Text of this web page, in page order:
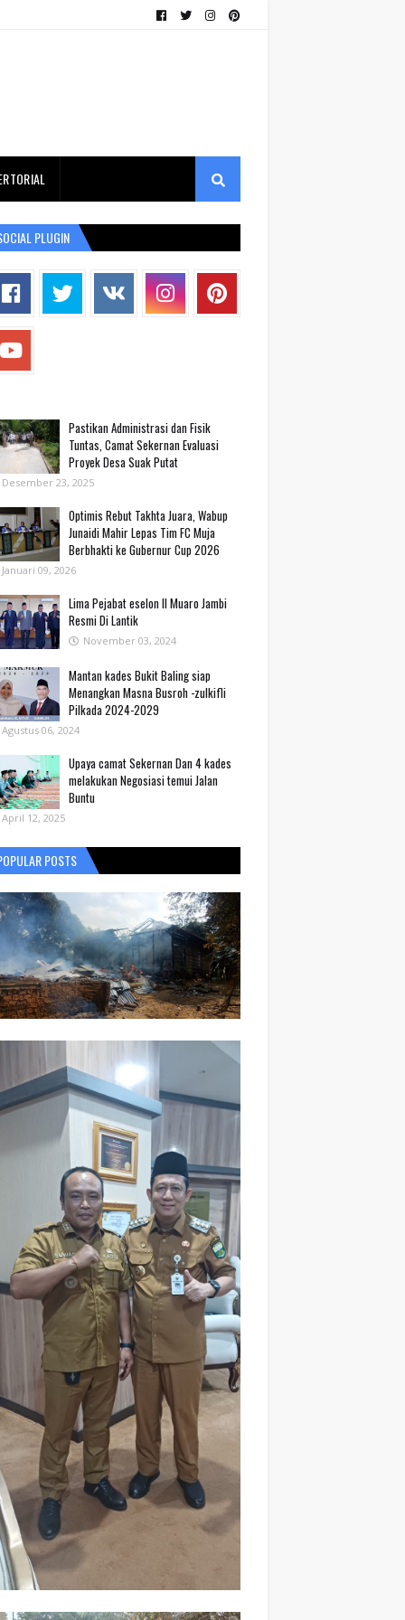
PLUGIN
Pastikan Administrasi dan Fisik
Tuntas, Camat Sekernan Evaluasi
Proyek Desa Suak Putat
Desember 23, 2025
Optimis Rebut Takhta Juara, Wabup
Junaidi Mahir Lepas Tim FC Muja
Berbhakti ke Gubernur Cup 2026
Januari 09, 2026
Lima Pejabat eselon II Muaro Jambi
Resmi Di Lantik
November 03, 2024
Mantan kades Bukit Baling siap
Menangkan Masna Busroh -zulkifli
Pilkada 2024-2029
Agustus 06, 2024
Upaya camat Sekernan Dan 4 kades
melakukan Negosiasi temui Jalan
Buntu
April 12, 2025
POSTS